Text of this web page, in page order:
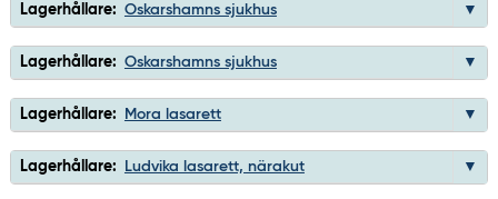
Lagerhållare: Oskarshamns sjukhus
Lagerhållare: Oskarshamns sjukhus
Lagerhållare: Mora lasarett
Lagerhållare: Ludvika lasarett, närakut